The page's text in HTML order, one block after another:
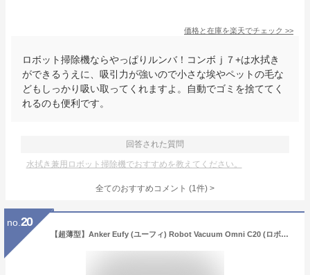
価格と在庫を楽天でチェック >>
ロボット掃除機ならやっぱりルンバ！コンボｊ７+は水拭き
ができるうえに、吸引力が強いので小さな埃やペットの毛な
どもしっかり吸い取ってくれますよ。自動でゴミを捨ててく
れるのも便利です。
回答された質問
水拭き兼用ロボット掃除機でおすすめを教えてください。
全てのおすすめコメント (1件) >
no. 20
【超薄型】Anker Eufy (ユーフィ) Robot Vacuum Omni C20 (ロボット掃除機) 【加圧式デュアル回転モップ搭載 自動ゴミ収集ステーション モップ自動洗浄・乾燥機能付き】